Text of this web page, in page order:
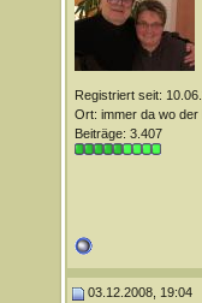
Registriert seit:
Ort: immer da wo der
Beiträge: 3.407
03.12.2008, 19:04